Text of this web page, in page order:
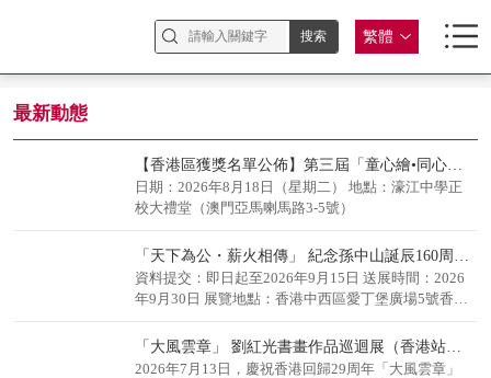
繁體
最新動態
日期：2026年8月18日（星期二） 地點：濠江中學正
校大禮堂（澳門亞馬喇馬路3-5號）
資料提交：即日起至2026年9月15日 送展時間：2026
年9月30日 展覽地點：香港中西區愛丁堡廣場5號香港
2026年7月13日，慶祝香港回歸29周年「大風雲章」